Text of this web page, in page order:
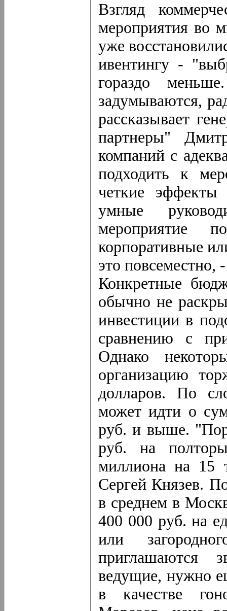
Взгляд
мероприятия во
уже
ивентингу -
гораздо
задумываются,
рассказывает
партнеры"
компаний с
подходить к
четкие
умные
мероприятие
корпоративные
это повсеместно,
Конкретные
обычно не
инвестиции в
сравнению с
Однако
организацию
долларов. По
может идти о
руб. и выше.
руб. на
миллиона на 15
Сергей Князев.
в среднем в
400 000 руб. на
или
приглашаются
ведущие, нужно
в качестве